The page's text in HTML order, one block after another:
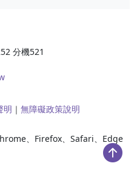
分機521
明 ｜ 無障礙政策說明
、Firefox、Safari、Edge